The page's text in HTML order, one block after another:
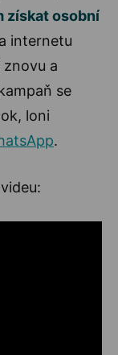
získat osobní
internetu
znovu a
se
loni
.